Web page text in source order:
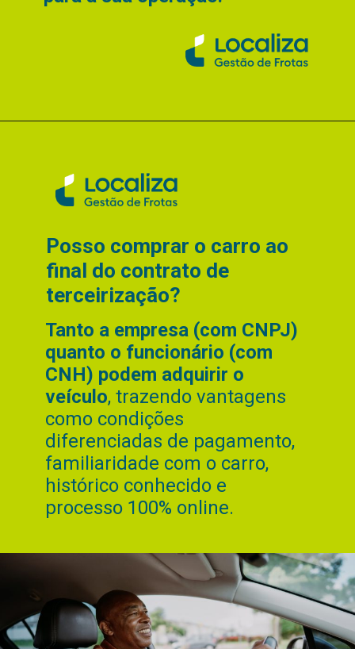
Tanto a empresa (com CNPJ)
quanto o funcionário (com
CNH) podem adquirir o
veículo, trazendo vantagens
como condições
diferenciadas de pagamento,
familiaridade com o carro,
histórico conhecido e
processo 100% online.
Posso comprar o carro ao
final do contrato de
terceirização?